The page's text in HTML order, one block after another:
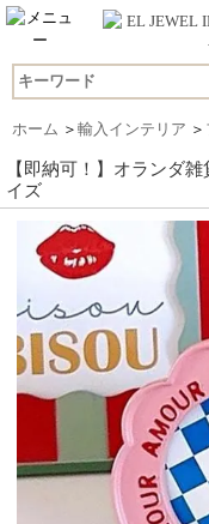
ホーム ＞ 輸入インテリア ＞
【即納可！】オランダ
イズ